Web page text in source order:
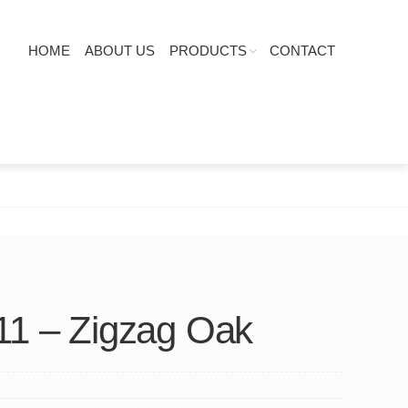
HOME ABOUT US PRODUCTS CONTACT
– Zigzag Oak